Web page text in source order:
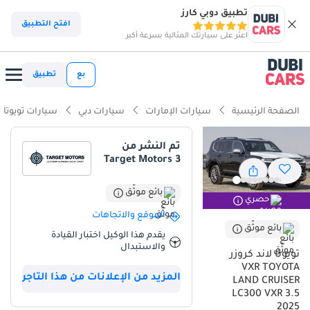
تطبيق دوبي كارز
اعثر على سيارتك المثالية بسرعة أكبر
افتح التطبيق
بع تطبيق
الصفحة الرئيسية سيارات الإمارات سيارات دبي سيارات تويوتا
حصري
بائع موثّق
تويوتا لاند كروزر
VXR TOYOTA
LAND CRUISER
LC300 VXR 3.5
تم النشر من
Target Motors 3
بائع موثّق
الموقع والاتجاهات
يقدم هذا الوكيل اختبار القيادة
والاستبدال
المزيد من الإعلانات من هذا التاجر
ذكاء دوبي كارز
ذكاء دوبيكارز
مؤهلة فعلياً للسير على الطرق الوعرة
أقل نسبة انخفاض في القيمة في الفئة
أحدث أنظمة ADAS قياسية
ملخص
المحلي، حيث تجمع بين التكنولوجيا المتقدمة والاعتمادية الأسطورية التي
تشتهر بها هذه الفئة. بفضل لونها الأسود الملكي الذي يعد من أكثر الألوان
طلباً وقوة في إعادة البيع في منطقة الخليج، توفر السيارة قيمة استثمارية